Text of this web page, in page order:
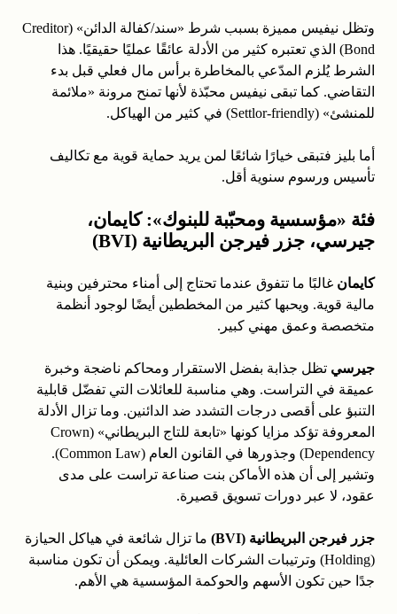
وتظل نيفيس مميزة بسبب شرط «سند/كفالة الدائن» (Creditor
Bond) الذي تعتبره كثير من الأدلة عائقًا عمليًا حقيقيًا. هذا
الشرط يُلزم المدّعي بالمخاطرة برأس مال فعلي قبل بدء
التقاضي. كما تبقى نيفيس محبّذة لأنها تمنح مرونة «ملائمة
للمنشئ» (Settlor‑friendly) في كثير من الهياكل.
أما بليز فتبقى خيارًا شائعًا لمن يريد حماية قوية مع تكاليف
تأسيس ورسوم سنوية أقل.
فئة «مؤسسية ومحبّبة للبنوك»: كايمان،
جيرسي، جزر فيرجن البريطانية (BVI)
كايمان غالبًا ما تتفوق عندما تحتاج إلى أمناء محترفين وبنية
مالية قوية. ويحبها كثير من المخططين أيضًا لوجود أنظمة
متخصصة وعمق مهني كبير.
جيرسي تظل جذابة بفضل الاستقرار ومحاكم ناضجة وخبرة
عميقة في التراست. وهي مناسبة للعائلات التي تفضّل قابلية
التنبؤ على أقصى درجات التشدد ضد الدائنين. وما تزال الأدلة
المعروفة تؤكد مزايا كونها «تابعة للتاج البريطاني» (Crown
Dependency) وجذورها في القانون العام (Common Law).
وتشير إلى أن هذه الأماكن بنت صناعة تراست على مدى
عقود، لا عبر دورات تسويق قصيرة.
جزر فيرجن البريطانية (BVI)
ما تزال شائعة في هياكل الحيازة
(Holding) وترتيبات الشركات العائلية. ويمكن أن تكون مناسبة
جدًا حين تكون الأسهم والحوكمة المؤسسية هي الأهم.